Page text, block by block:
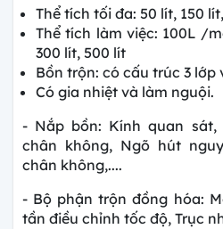
Thể tích tối đa: 50 lít, 150
Thể tích làm việc: 100L /
300 lít, 500 lít
Bồn trộn: có cấu trúc 3 lớp
Có gia nhiệt và làm nguội.
- Nắp bồn: Kính quan sát,
chân không, Ngõ hút
chân không,....
- Bộ phận trộn đồng hóa:
tần điều chỉnh tốc độ, Trục